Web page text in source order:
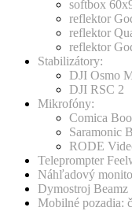
softbox
reflektor
reflektor
reflektor
Stabilizátory:
DJI Osmo
DJI RSC 2
Mikrofóny:
Comica
Saramonic
RODE
Teleprompter
Náhľadový
Dymostroj Beamz
Mobilné pozadia: